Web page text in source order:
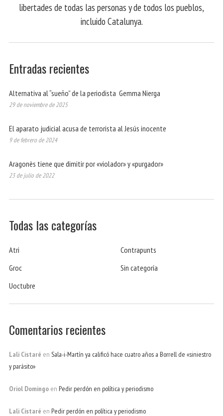
libertades de todas las personas y de todos los pueblos,
incluido Catalunya.
Entradas recientes
Alternativa al “sueño” de la periodista Gemma Nierga
29 de noviembre de 2025
El aparato judicial acusa de terrorista al Jesús inocente
9 de febrero de 2024
Aragonès tiene que dimitir por «violador» y «purgador»
23 de julio de 2022
Todas las categorías
Atri
Contrapunts
Groc
Sin categoría
Uoctubre
Comentarios recientes
Lali Cistaré en Sala-i-Martín ya calificó hace cuatro años a Borrell de «siniestro
y parásito»
Oriol Domingo en Pedir perdón en política y periodismo
Lali Cistaré en Pedir perdón en política y periodismo